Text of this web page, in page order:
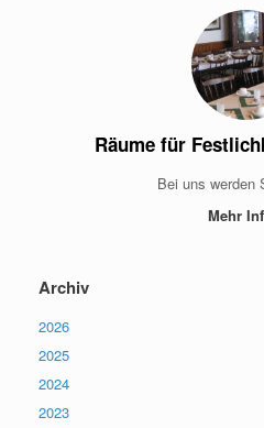
Räume für
Bei uns werden
Mehr
Archiv
2026
2025
2024
2023